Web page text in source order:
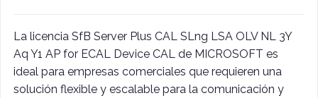
La licencia SfB Server Plus CAL SLng LSA OLV NL 3Y
Aq Y1 AP for ECAL Device CAL de MICROSOFT es
ideal para empresas comerciales que requieren una
solución flexible y escalable para la comunicación y